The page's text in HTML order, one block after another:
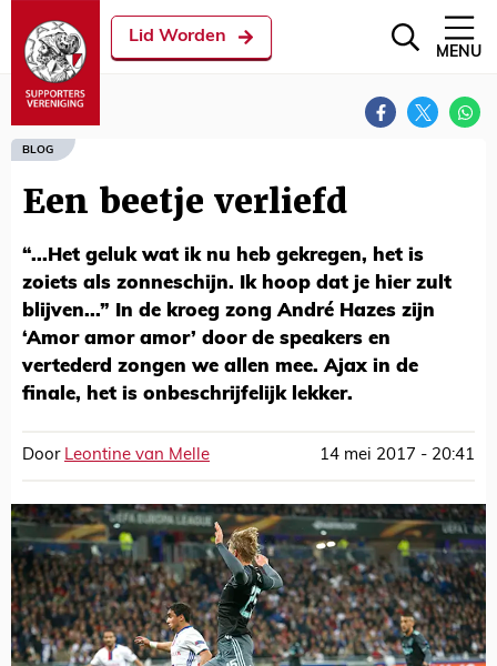
Lid Worden
MENU
BLOG
Een beetje verliefd
“...Het geluk wat ik nu heb gekregen, het is
zoiets als zonneschijn. Ik hoop dat je hier zult
blijven...” In de kroeg zong André Hazes zijn
‘Amor amor amor’ door de speakers en
vertederd zongen we allen mee. Ajax in de
finale, het is onbeschrijfelijk lekker.
Door Leontine van Melle 14 mei 2017 - 20:41